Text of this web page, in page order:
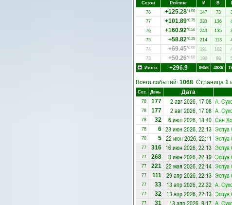
Сезон Рейтинг И В
78
+125.28*1.00 147 73
77
+101.89*0.75 233 136
76
+160.92*0.50 243 135
75
+58.82*0.25 214 113
74
+69.45*0.00 191 102
73
+50.26*0.00 190 98
Итого:
+296.9 9656 4886
Всего событий: 1068. Страница 1
Сез. День Дата
78 177 2 авг 2026, 17:08 А.
78 177 2 авг 2026, 17:08 А.
78 32 6 июл 2026, 18:40 Сан
78 6 23 июн 2026, 22:13 Эспуа
78 5 22 июн 2026, 22:11 Эспуа
77 316 16 июн 2026, 22:13 Эспуа
77 268 3 июн 2026, 22:19 Эспуа
77 221 22 мая 2026, 22:14 Эспуа
77 111 29 апр 2026, 22:13 Эспуа
77 33 13 апр 2026, 22:32 А.
77 32 13 апр 2026, 22:13 Эспуа
77 31 13 апр 2026, 9:17 А.